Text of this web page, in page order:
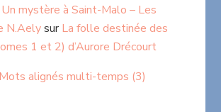
mystère à Saint-Malo – Les
N.AelysurLa folle destinée des
1 et 2) d’Aurore Drécourt
Mots alignés multi-temps (3)